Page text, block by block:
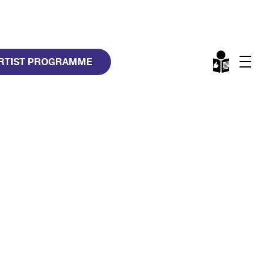
PROGRAMME